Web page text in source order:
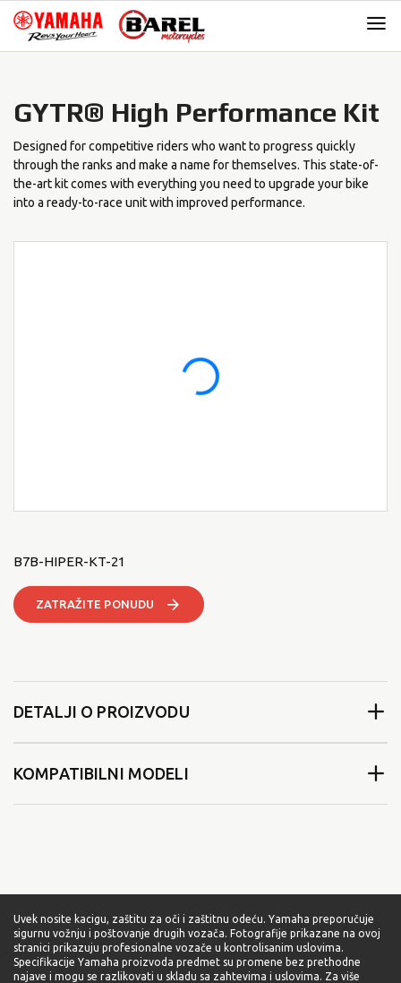
Skip
navigation
Skip
content
GYTR® High Performance Kit
Designed for competitive riders who want to progress quickly
through the ranks and make a name for themselves. This state-of-
the-art kit comes with everything you need to upgrade your bike
into a ready-to-race unit with improved performance.
B7B-HIPER-KT-21
ZATRAŽITE PONUDU
DETALJI O PROIZVODU
KOMPATIBILNI MODELI
Uvek nosite kacigu, zaštitu za oči i zaštitnu odeću. Yamaha preporučuje
sigurnu vožnju i poštovanje drugih vozača. Fotografije prikazane na ovoj
stranici prikazuju profesionalne vozače u kontrolisanim uslovima.
Specifikacije Yamaha proizvoda predmet su promene bez prethodne
najave i mogu se razlikovati u skladu sa zahtevima i uslovima. Za više